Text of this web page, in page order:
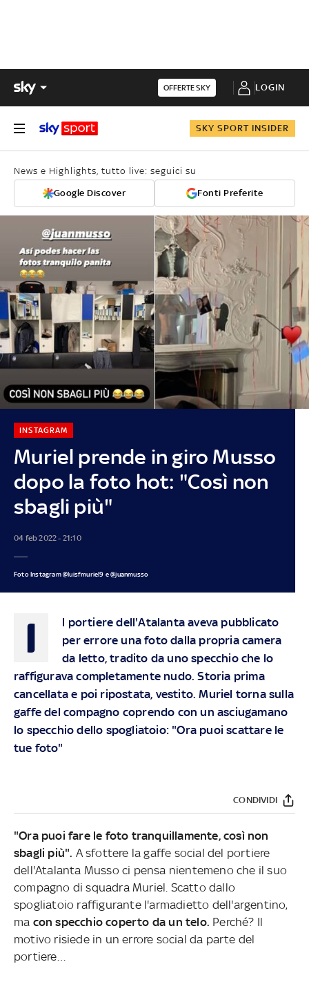
OFFERTE SKY LOGIN
SKY SPORT INSIDER
News e Highlights, tutto live: seguici su
Google Discover Fonti Preferite
Muriel prende in giro Musso
dopo la foto hot: "Così non
sbagli più"
INSTAGRAM
04 feb 2022 - 21:10
Foto Instagram @luisfmuriel9 e @juanmusso
I
l portiere dell'Atalanta aveva pubblicato
per errore una foto dalla propria camera
da letto, tradito da uno specchio che lo
raffigurava completamente nudo. Storia prima
cancellata e poi ripostata, vestito. Muriel torna sulla
gaffe del compagno coprendo con un asciugamano
lo specchio dello spogliatoio: "Ora puoi scattare le
tue foto"
CONDIVIDI
"Ora puoi fare le foto tranquillamente, così non
sbagli più". A sfottere la gaffe social del portiere
dell'Atalanta Musso ci pensa nientemeno che il suo
compagno di squadra Muriel. Scatto dallo
spogliatoio raffigurante l'armadietto dell'argentino,
ma con specchio coperto da un telo. Perché? Il
motivo risiede in un errore social da parte del
portiere…